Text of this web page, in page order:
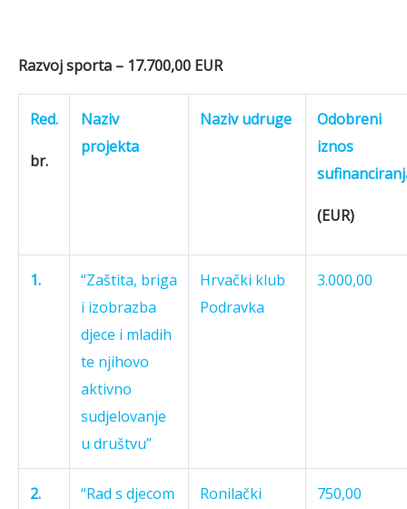
Razvoj sporta – 17.700,00 EUR
Red.
br.
Naziv
projekta
Naziv udruge
Odobreni
iznos
(EUR)
1.
“Zaštita, briga
i izobrazba
djece i mladih
te njihovo
aktivno
sudjelovanje
u društvu”
Hrvački klub
Podravka
3.000,00
2.
“Rad s djecom
Ronilački
750,00